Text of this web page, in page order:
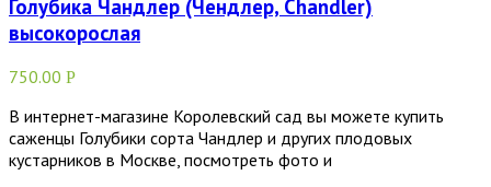
Голубика Чандлер (Чендлер, Chandler)
высокорослая
750.00 Р
В интернет-магазине Королевский сад вы можете купить
саженцы Голубики сорта Чандлер и других плодовых
кустарников в Москве, посмотреть фото и